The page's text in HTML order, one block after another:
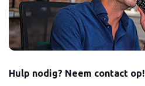
Hulp nodig? Neem contact op!